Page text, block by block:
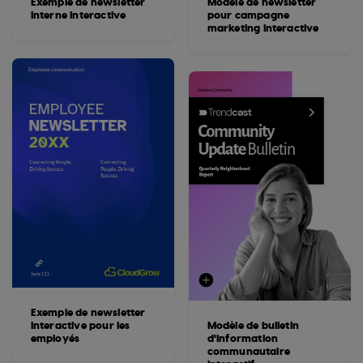
interne interactive
Exemple de newsletter
interactive pour les
employés
pour campagne
marketing interactive
Modèle de bulletin
d'information
communautaire